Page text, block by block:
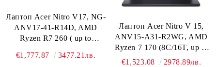
Лаптоп Acer Nitro V17, NG-
ANV17-41-R14D, AMD
Ryzen R7 260 ( up to
FHD(1920x1080)IPS 144Hz,
€1,777.87 3477.21лв.
Лаптоп Acer Nitro V 15,
ANV15-A31-R2WG, AMD
Ryzen 7 170 (8C/16T, up to
4.7GHz), 15.6" FHD IPS
€1,523.08 2978.89лв.